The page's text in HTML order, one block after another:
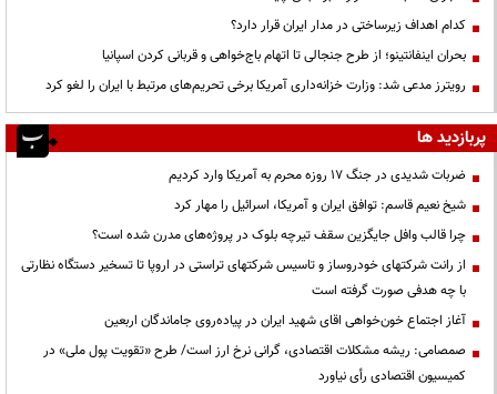
کدام اهداف زیرساختی در مدار ایران قرار دارد؟
بحران اینفانتینو؛ از طرح جنجالی تا اتهام باج‌خواهی و قربانی کردن اسپانیا
رویترز مدعی شد: وزارت خزانه‌داری آمریکا برخی تحریم‌های مرتبط با ایران را لغو کرد
پربازدید ها
ضربات شدیدی در جنگ ۱۷ روزه محرم به آمریکا وارد کردیم
شیخ نعیم قاسم: توافق ایران و آمریکا، اسرائیل را مهار کرد
چرا قالب وافل جایگزین سقف تیرچه بلوک در پروژه‌های مدرن شده است؟
از رانت‌ شرکتهای خودروساز و تاسیس شرکتهای تراستی در اروپا تا تسخیر دستگاه نظارتی
با چه هدفی صورت گرفته است
آغاز اجتماع خون‌خواهی اقای شهید ایران در پیاده‌روی جاماندگان اربعین
صمصامی: ریشه مشکلات اقتصادی، گرانی نرخ ارز است/ طرح «تقویت پول ملی» در
کمیسیون اقتصادی رأی نیاورد